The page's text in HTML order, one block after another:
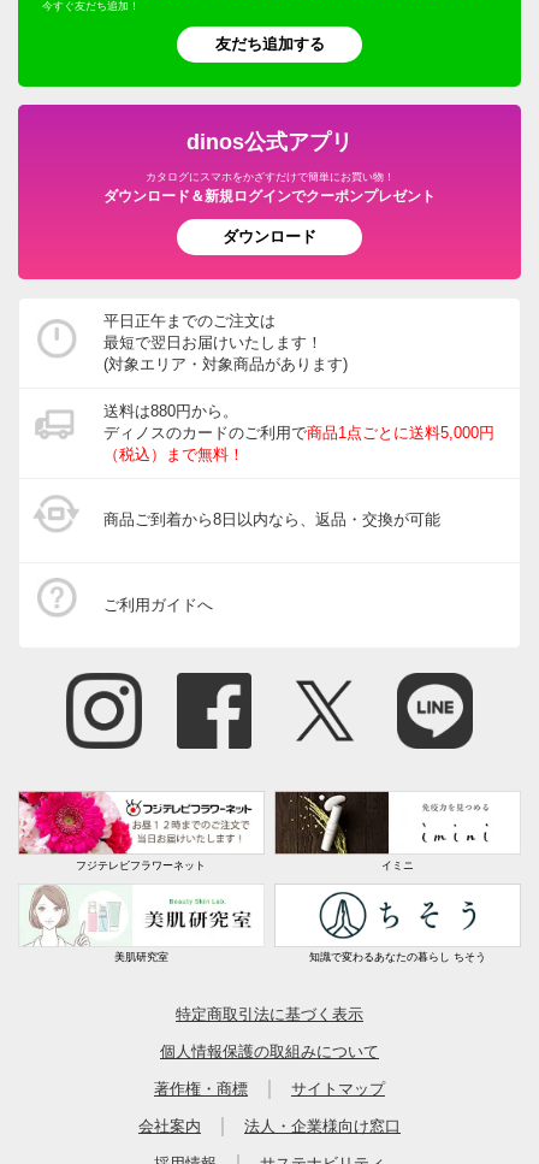
今すぐ友だち追加！
友だち追加する
dinos公式アプリ
カタログにスマホをかざすだけで簡単にお買い物！
ダウンロード＆新規ログインでクーポンプレゼント
ダウンロード
平日正午までのご注文は
最短で翌日お届けいたします！
(対象エリア・対象商品があります)
送料は880円から。
ディノスのカードのご利用で商品1点ごとに送料5,000円
（税込）まで無料！
商品ご到着から8日以内なら、返品・交換が可能
ご利用ガイドへ
フジテレビフラワーネット イミニ
美肌研究室 知識で変わるあなたの暮らし ちそう
特定商取引法に基づく表示
個人情報保護の取組みについて
著作権・商標 サイトマップ
会社案内 法人・企業様向け窓口